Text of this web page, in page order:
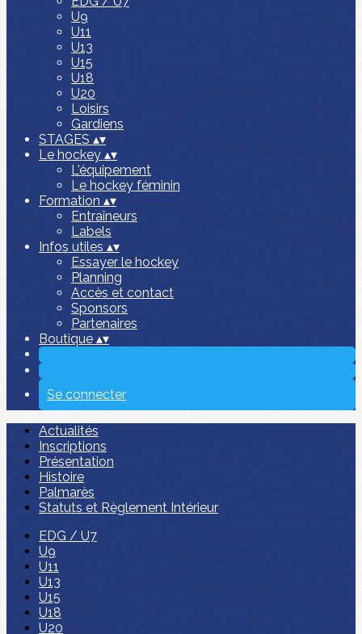
U9
U11
U13
U15
U18
U20
Loisirs
Gardiens
STAGES ▴▾
Le hockey ▴▾
L'équipement
Le hockey féminin
Formation▴▾
Entraîneurs
Labels
Infos utiles ▴▾
Essayer le hockey
Planning
Accès et contact
Sponsors
Partenaires
Boutique ▴▾
Se connecter
Actualités
Inscriptions
Présentation
Histoire
Palmarès
Statuts et Règlement Intérieur
EDG / U7
U9
U11
U13
U15
U18
U20